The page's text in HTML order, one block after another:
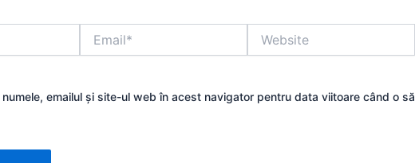
emailul și site-ul web în acest navigator pentru data viitoare când o să